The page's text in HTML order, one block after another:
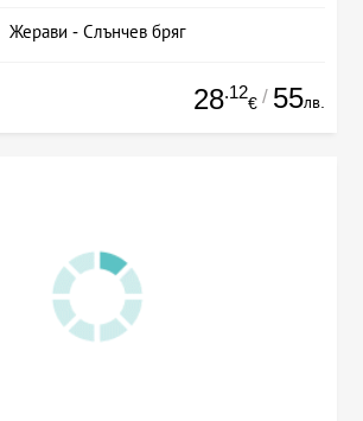
Жерави - Слънчев бряг
28.12
€ / 55лв.